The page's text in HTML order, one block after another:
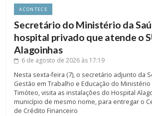
ACONTECE
Secretário do Ministério da
hospital privado que atende o
Alagoinhas
6 de agosto de 2026 às 17:19
Nesta sexta-feira (7), o secretário adjunto da
Gestão em Trabalho e Educação do Ministério
Timóteo, visita as instalações do Hospital
município de mesmo nome, para entregar o
de Crédito Financeiro